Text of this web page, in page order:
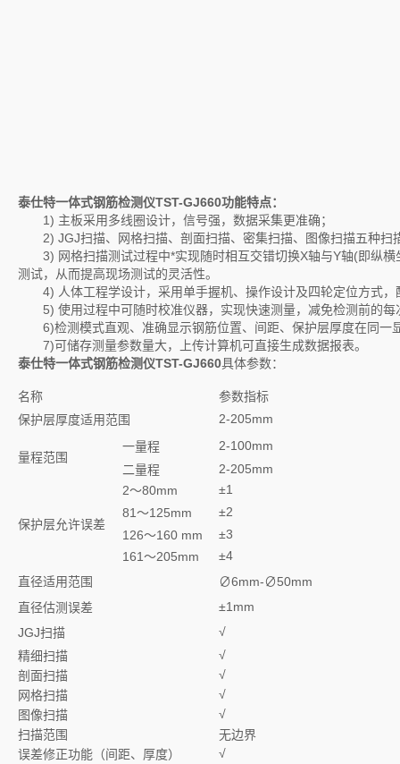
泰仕特一体式钢筋检测仪TST-GJ660功能特点：
1) 主板采用多线圈设计，信号强，数据采集更准确；
2) JGJ扫描、网格扫描、剖面扫描、密集扫描、图像扫描五种扫
3) 网格扫描测试过程中*实现随时相互交错切换X轴与Y轴(即纵横
测试，从而提高现场测试的灵活性。
4) 人体工程学设计，采用单手握机、操作设计及四轮定位方式，
5) 使用过程中可随时校准仪器，实现快速测量，减免检测前的每
6)检测模式直观、准确显示钢筋位置、间距、保护层厚度在同一
7)可储存测量参数量大，上传计算机可直接生成数据报表。
泰仕特一体式钢筋检测仪TST-GJ660具体参数：
名称
参数指标
保护层厚度适用范围
2-205mm
量程范围
一量程
2-100mm
二量程
2-205mm
保护层允许误差
2～80mm
±1
81～125mm
±2
126～160 mm
±3
161～205mm
±4
直径适用范围
∅6mm-∅50mm
直径估测误差
±1mm
JGJ扫描
√
精细扫描
√
剖面扫描
√
网格扫描
√
图像扫描
√
扫描范围
无边界
误差修正功能（间距、厚度）
√